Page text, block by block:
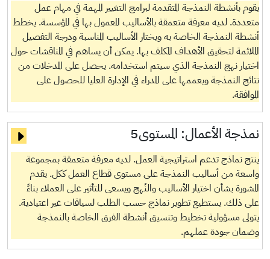
يقوم بأنشطة النمذجة المتقدمة لبرامج التغيير المهمة في مهام عمل
متعددة. لديه معرفة متعمقة بالأساليب المعمول بها في المؤسسة. يخطط
أنشطة النمذجة الخاصة به ويختار الأساليب المناسبة ودرجة التفصيل
الملائمة لتحقيق الأهداف المكلف بها. يمكن أن يساهم في المناقشات حول
اختيار نهج النمذجة الذي سيتم استخدامه. يحصل على المدخلات من
نتائج النمذجة ويعممها على المدراء في الإدارة العليا للحصول على
الموافقة.
نمذجة الأعمال: المستوى5
ينتج نماذج تدعم استراتيجية العمل. لديه معرفة متعمقة بمجموعة
واسعة من أساليب النمذجة على مستوى قطاع العمل ككل. يقدم
المشورة بشأن اختيار الأساليب والنُهج ويسعى للتأثير على العملاء بناءً
على ذلك. يستطيع تطوير نماذج حسب الطلب لسياقات غير اعتيادية.
يتولى مسؤولية تخطيط وتنسيق أنشطة الفرق الخاصة بالنمذجة
وضمان جودة عملهم.